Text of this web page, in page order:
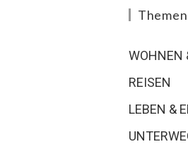
Themen
WOHNEN
REISEN
LEBEN &